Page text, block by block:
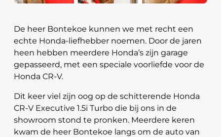
De heer Bontekoe kunnen we met recht een
echte Honda-liefhebber noemen. Door de jaren
heen hebben meerdere Honda’s zijn garage
gepasseerd, met een speciale voorliefde voor de
Honda CR-V.
Dit keer viel zijn oog op de schitterende Honda
CR-V Executive 1.5i Turbo die bij ons in de
showroom stond te pronken. Meerdere keren
kwam de heer Bontekoe langs om de auto van